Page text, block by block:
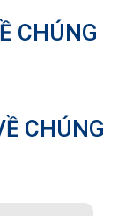
CHÚNG
CHÚNG